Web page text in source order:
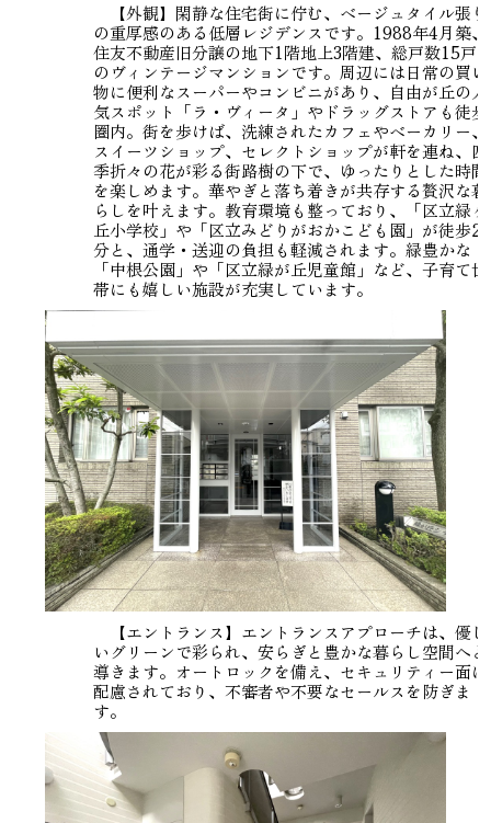
【外観】閑静な住宅街に佇む、ベージュタイル張り
の重厚感のある低層レジデンスです。1988年4月築、
住友不動産旧分譲の地下1階地上3階建、総戸数15戸
のヴィンテージマンションです。周辺には日常の買い
物に便利なスーパーやコンビニがあり、自由が丘の人
気スポット「ラ・ヴィータ」やドラッグストアも徒歩
圏内。街を歩けば、洗練されたカフェやベーカリー、
スイーツショップ、セレクトショップが軒を連ね、四
季折々の花が彩る街路樹の下で、ゆったりとした時間
を楽しめます。華やぎと落ち着きが共存する贅沢な暮
らしを叶えます。教育環境も整っており、「区立緑ヶ
丘小学校」や「区立みどりがおかこども園」が徒歩2
分と、通学・送迎の負担も軽減されます。緑豊かな
「中根公園」や「区立緑が丘児童館」など、子育て世
帯にも嬉しい施設が充実しています。
【エントランス】エントランスアプローチは、優し
いグリーンで彩られ、安らぎと豊かな暮らし空間へと
導きます。オートロックを備え、セキュリティー面に
配慮されており、不審者や不要なセールスを防ぎま
す。